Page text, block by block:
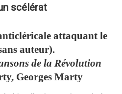
scélérat
attaquant le
auteur).
de la Révolution
Georges Marty